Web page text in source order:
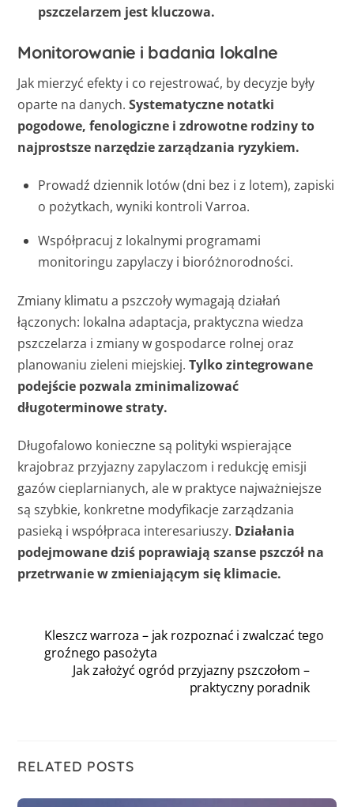
pszczelarzem jest kluczowa.
Monitorowanie i badania lokalne
Jak mierzyć efekty i co rejestrować, by decyzje były
oparte na danych.Systematyczne notatki
pogodowe, fenologiczne i zdrowotne rodziny to
najprostsze narzędzie zarządzania ryzykiem.
Prowadź dziennik lotów (dni bez i z lotem), zapiski
o pożytkach, wyniki kontroli Varroa.
Współpracuj z lokalnymi programami
monitoringu zapylaczy i bioróżnorodności.
Zmiany klimatu a pszczoły wymagają działań
łączonych: lokalna adaptacja, praktyczna wiedza
pszczelarza i zmiany w gospodarce rolnej oraz
planowaniu zieleni miejskiej.Tylko zintegrowane
podejście pozwala zminimalizować
długoterminowe straty.
Długofalowo konieczne są polityki wspierające
krajobraz przyjazny zapylaczom i redukcję emisji
gazów cieplarnianych, ale w praktyce najważniejsze
są szybkie, konkretne modyfikacje zarządzania
pasieką i współpraca interesariuszy. Działania
podejmowane dziś poprawiają szanse pszczół na
przetrwanie w zmieniającym się klimacie.
Kleszcz warroza – jak rozpoznać i zwalczać tego
groźnego pasożyta
Jak założyć ogród przyjazny pszczołom –
praktyczny poradnik
RELATED POSTS